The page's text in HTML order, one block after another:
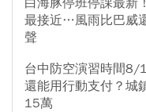
最接近…風雨比巴威
聲
台中防空演習時間8/
還能用行動支付？城
15萬